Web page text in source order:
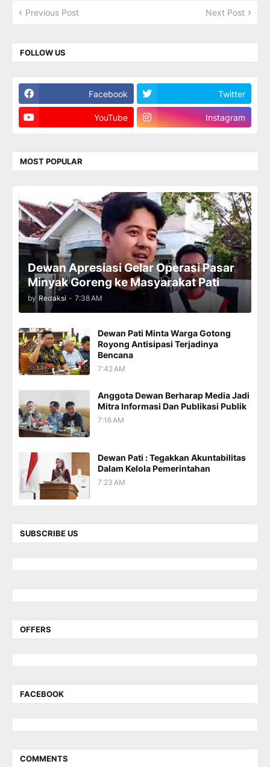
Previous Post Next Post
FOLLOW US
Facebook Twitter
YouTube Instagram
MOST POPULAR
Dewan Apresiasi Gelar Operasi Pasar
Minyak Goreng ke Masyarakat Pati
by Redaksi - 7:38 AM
Dewan Pati Minta Warga Gotong
Royong Antisipasi Terjadinya
Bencana
7:42 AM
Anggota Dewan Berharap Media Jadi
Mitra Informasi Dan Publikasi Publik
7:16 AM
Dewan Pati : Tegakkan Akuntabilitas
Dalam Kelola Pemerintahan
7:23 AM
SUBSCRIBE US
OFFERS
FACEBOOK
COMMENTS